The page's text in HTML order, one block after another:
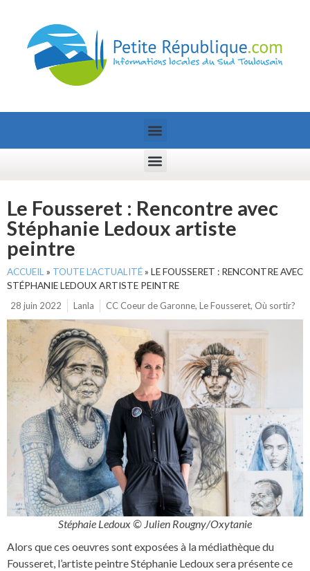
Le Fousseret : Rencontre avec
Stéphanie Ledoux artiste
peintre
ACCUEIL » TOUTE L’ACTUALITÉ» LE FOUSSERET : RENCONTRE AVEC
STÉPHANIE LEDOUX ARTISTE PEINTRE
28 juin 2022
Lanla CC Coeur de Garonne, Le Fousseret, Où sortir?
Stéphaie Ledoux © Julien Rougny/Oxytanie
Alors que ces oeuvres sont exposées à la médiathèque du
Fousseret, l’artiste peintre Stéphanie Ledoux sera présente ce